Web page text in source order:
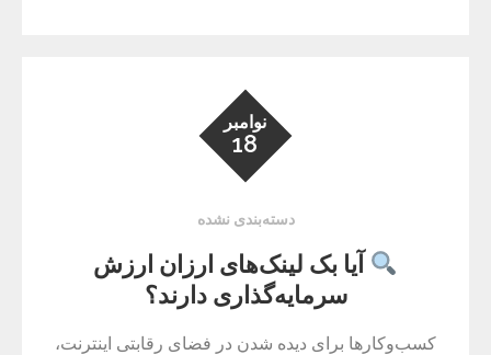
نوامبر
18
دسته‌بندی نشده
آیا بک لینک‌های ارزان ارزش
سرمایه‌گذاری دارند؟
کسب‌وکارها برای دیده شدن در فضای رقابتی اینترنت،